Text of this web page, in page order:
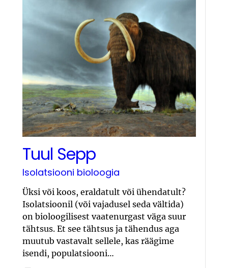
Tuul Sepp
Isolatsiooni bioloogia
Üksi või koos, eraldatult või ühendatult?
Isolatsioonil (või vajadusel seda vältida)
on bioloogilisest vaatenurgast väga suur
tähtsus. Et see tähtsus ja tähendus aga
muutub vastavalt sellele, kas räägime
isendi, populatsiooni…